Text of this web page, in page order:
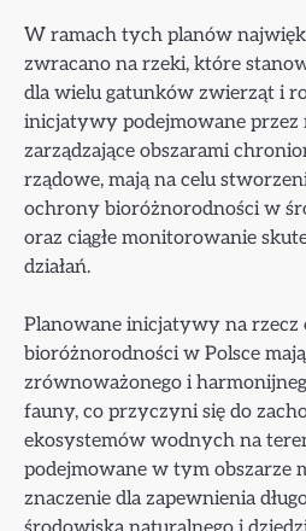
W ramach tych planów
zwracano na rzeki, które
dla wielu gatunków zwierząt i
inicjatywy podejmowane
zarządzające obszarami
rządowe, mają na celu
ochrony bioróżnorodności w
oraz ciągłe monitorowanie
działań.
Planowane inicjatywy na
bioróżnorodności w Polsce
zrównoważonego i
fauny, co przyczyni się do
ekosystemów wodnych na
podejmowane w tym obszarze
znaczenie dla zapewnienia